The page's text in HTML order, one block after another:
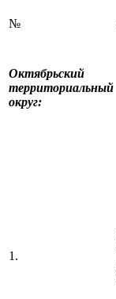
№
Октябрьский
территориальный
округ:
1.